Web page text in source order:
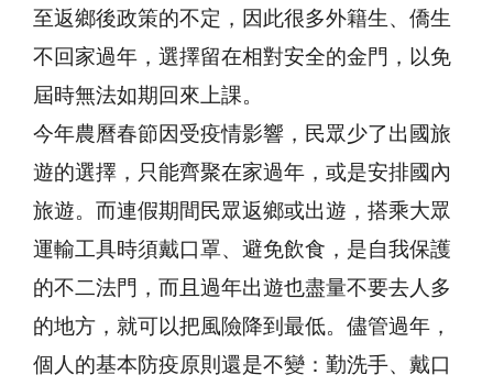
至返鄉後政策的不定，因此很多外籍生、僑生
不回家過年，選擇留在相對安全的金門，以免
屆時無法如期回來上課。
今年農曆春節因受疫情影響，民眾少了出國旅
遊的選擇，只能齊聚在家過年，或是安排國內
旅遊。而連假期間民眾返鄉或出遊，搭乘大眾
運輸工具時須戴口罩、避免飲食，是自我保護
的不二法門，而且過年出遊也盡量不要去人多
的地方，就可以把風險降到最低。儘管過年，
個人的基本防疫原則還是不變：勤洗手、戴口